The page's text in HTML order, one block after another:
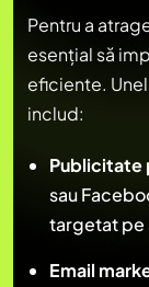
Pentru a
esențial să
eficiente.
includ:
Publicitate
sau
targetat pe
Email